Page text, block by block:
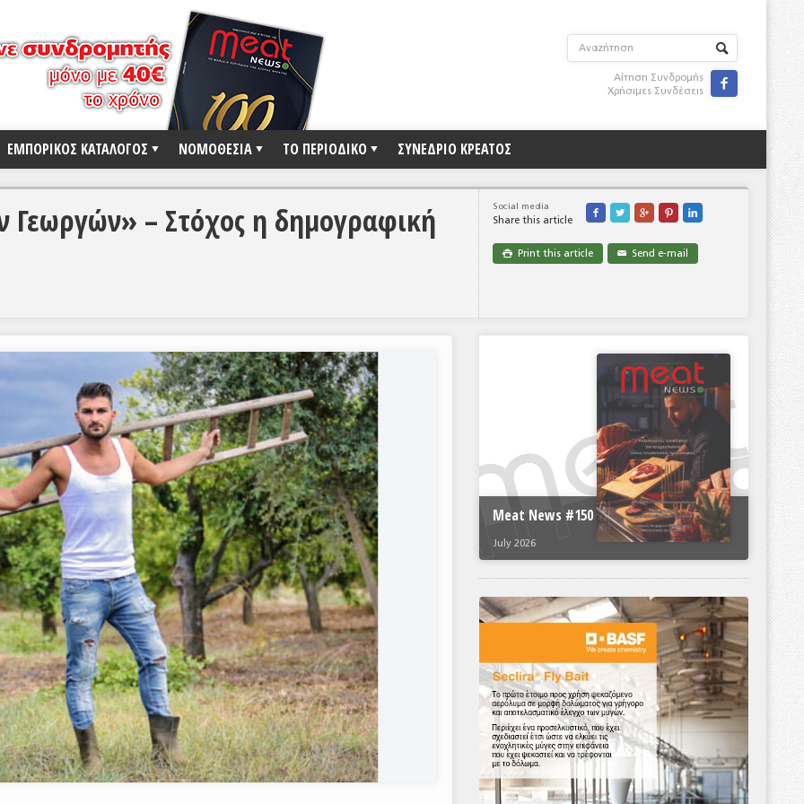
Αίτηση Συνδρομής
Χρήσιμες Συνδέσεις

ΕΜΠΟΡΙΚΟΣ ΚΑΤΑΛΟΓΟΣ ΝΟΜΟΘΕΣΙΑ ΤΟ ΠΕΡΙΟΔΙΚΟ ΣΥΝΕΔΡΙΟ ΚΡΕΑΤΟΣ
Social media
Share this article
    
 Print this article ✉ Send e-mail
– Στόχος η δημογραφική
Meat News #150
July 2026